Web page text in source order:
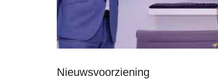
Nieuwsvoorziening